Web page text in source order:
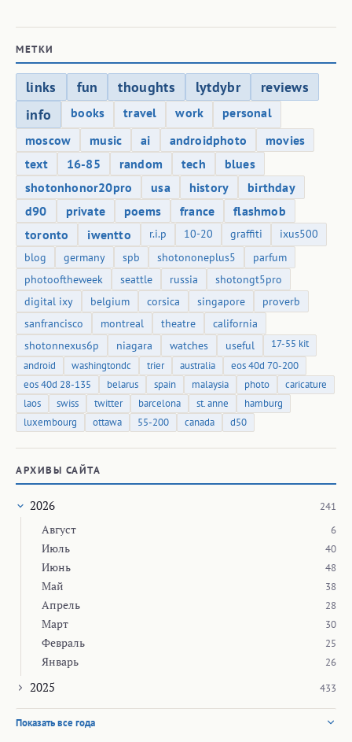
МЕТКИ
links fun thoughts lytdybr
reviews
info
books travel work
personal
moscow
music ai androidphoto
movies
text
16-85 random tech
blues
shotonhonor20pro
usa history
birthday
d90
private poems france
flashmob
toronto
iwentto r.i.p 10-20 graffiti
ixus500
blog
germany spb shotononeplus5
parfum
photooftheweek
seattle russia
shotongt5pro
digital ixy
belgium corsica singapore
proverb
sanfrancisco
montreal theatre
california
shotonnexus6p
niagara watches useful
17-55 kit
android
washingtondc trier australia
eos 40d 70-200
eos 40d 28-135
belarus spain malaysia photo
caricature
laos
swiss twitter barcelona st. anne
hamburg
luxembourg
ottawa 55-200 canada d50
АРХИВЫ САЙТА
2026 241
Август 6
Июль 40
Июнь 48
Май 38
Апрель 28
Март 30
Февраль 25
Январь 26
2025 433
Показать все года